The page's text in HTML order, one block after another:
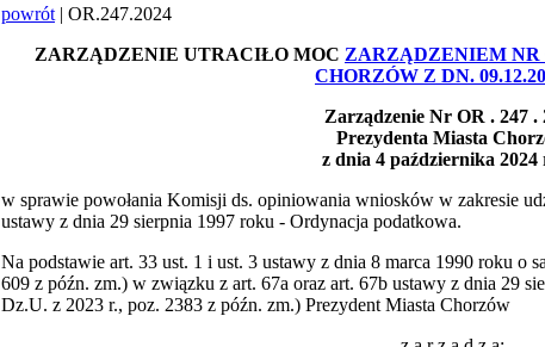
powrót | OR.247.2024
ZARZĄDZENIE UTRACIŁO MOC ZARZĄDZENIEM NR
CHORZÓW Z DN.
Zarządzenie Nr OR . 247 .
Prezydenta Miasta
z dnia 4 października 2024
w sprawie powołania Komisji ds. opiniowania wniosków w zakresie
ustawy z dnia 29 sierpnia 1997 roku - Ordynacja podatkowa.
Na podstawie art. 33 ust. 1 i ust. 3 ustawy z dnia 8 marca 1990 roku o
609 z późn. zm.) w związku z art. 67a oraz art. 67b ustawy z dnia 29
Dz.U. z 2023 r., poz. 2383 z późn. zm.) Prezydent Miasta Chorzów